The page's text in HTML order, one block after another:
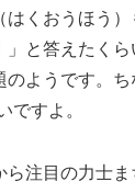
はくおうほう
」と答えたく
のようです。
ですよ。
ら注目の力士ま